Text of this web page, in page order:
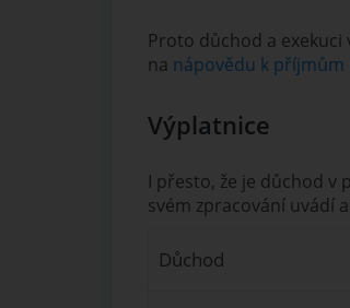
Proto důchod a
na nápovědu k příjmům
Výplatnice
I přesto, že je důchod v
svém zpracování uvádí
Důchod